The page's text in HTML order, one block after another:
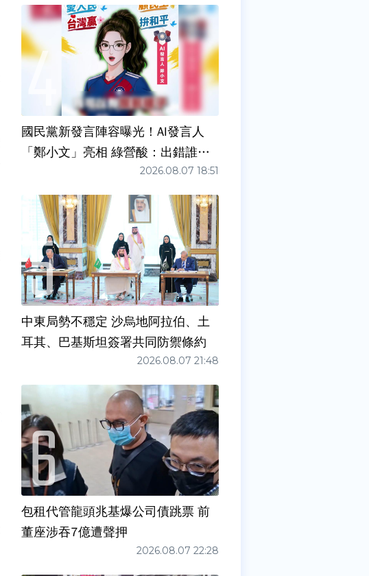
國民黨新發言陣容曝光！AI發言人
「鄭小文」亮相 綠營酸：出錯誰負
2026.08.07 18:51
中東局勢不穩定 沙烏地阿拉伯、土
耳其、巴基斯坦簽署共同防禦條約
2026.08.07 21:48
包租代管龍頭兆基爆公司債跳票 前
董座涉吞7億遭聲押
2026.08.07 22:28